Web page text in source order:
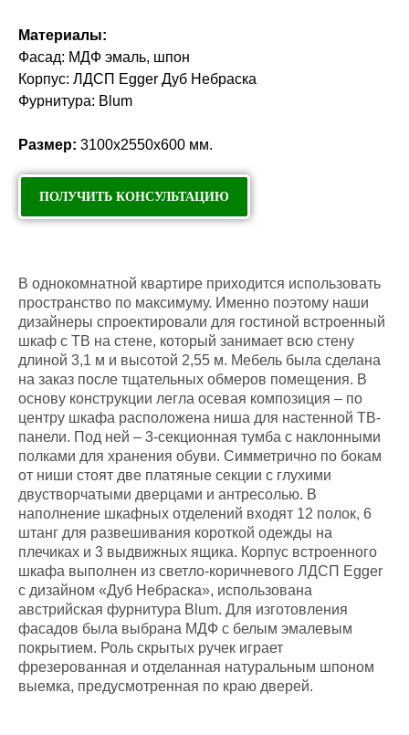
Материалы:
Фасад: МДФ эмаль, шпон
Корпус: ЛДСП Egger Дуб Небраска
Фурнитура: Blum
Размер: 3100х2550х600 мм.
ПОЛУЧИТЬ КОНСУЛЬТАЦИЮ
В однокомнатной квартире приходится использовать
пространство по максимуму. Именно поэтому наши
дизайнеры спроектировали для гостиной встроенный
шкаф с ТВ на стене, который занимает всю стену
длиной 3,1 м и высотой 2,55 м. Мебель была сделана
на заказ после тщательных обмеров помещения. В
основу конструкции легла осевая композиция – по
центру шкафа расположена ниша для настенной ТВ-
панели. Под ней – 3-секционная тумба с наклонными
полками для хранения обуви. Симметрично по бокам
от ниши стоят две платяные секции с глухими
двустворчатыми дверцами и антресолью. В
наполнение шкафных отделений входят 12 полок, 6
штанг для развешивания короткой одежды на
плечиках и 3 выдвижных ящика. Корпус встроенного
шкафа выполнен из светло-коричневого ЛДСП Egger
с дизайном «Дуб Небраска», использована
австрийская фурнитура Blum. Для изготовления
фасадов была выбрана МДФ с белым эмалевым
покрытием. Роль скрытых ручек играет
фрезерованная и отделанная натуральным шпоном
выемка, предусмотренная по краю дверей.